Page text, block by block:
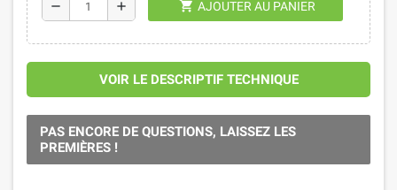
remove add shopping_cart AJOUTER AU PANIER
VOIR LE DESCRIPTIF TECHNIQUE
PAS ENCORE DE QUESTIONS, LAISSEZ LES
PREMIÈRES !